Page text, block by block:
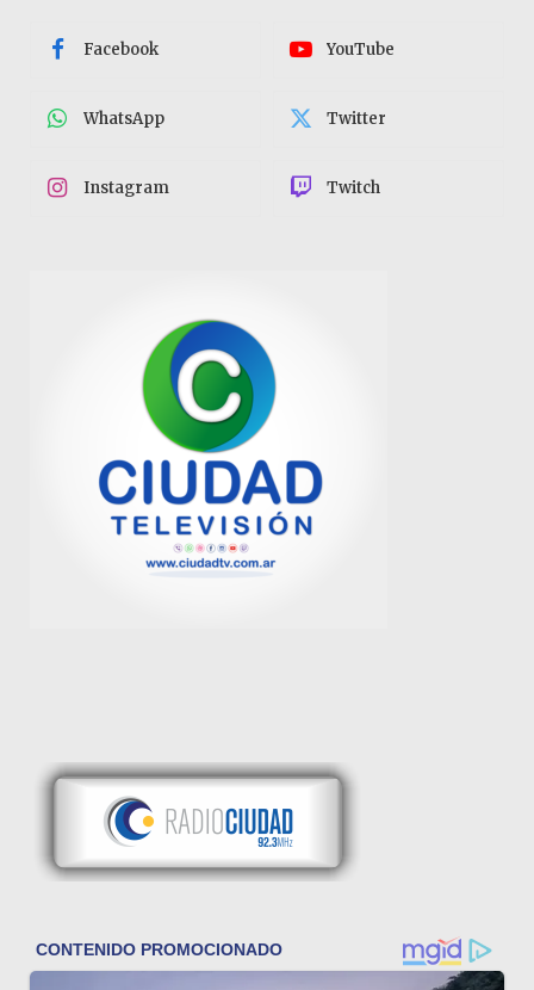
Facebook YouTube
WhatsApp Twitter
Instagram Twitch